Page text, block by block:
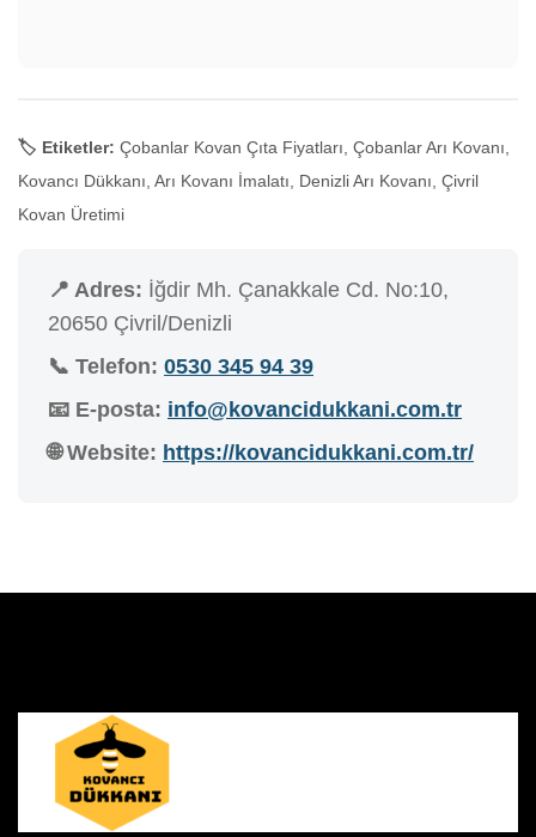
🏷️ Etiketler: Çobanlar Kovan Çıta Fiyatları, Çobanlar Arı Kovanı,
Kovancı Dükkanı, Arı Kovanı İmalatı, Denizli Arı Kovanı, Çivril
Kovan Üretimi
📍 Adres: İğdir Mh. Çanakkale Cd. No:10,
20650 Çivril/Denizli
📞 Telefon: 0530 345 94 39
📧 E-posta: info@kovancidukkani.com.tr
🌐 Website: https://kovancidukkani.com.tr/